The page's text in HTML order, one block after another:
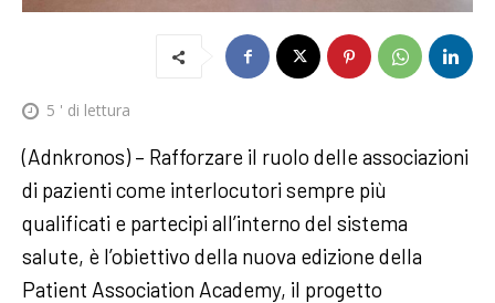
5 ' di lettura
(Adnkronos) – Rafforzare il ruolo delle associazioni
di pazienti come interlocutori sempre più
qualificati e partecipi all’interno del sistema
salute, è l’obiettivo della nuova edizione della
Patient Association Academy, il progetto